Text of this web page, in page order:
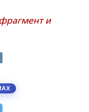
и